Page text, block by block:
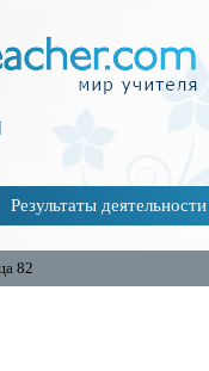
Результаты деятельности
82